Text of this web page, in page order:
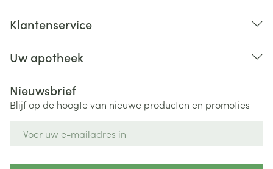
Klantenservice
Uw apotheek
Nieuwsbrief
Blijf op de hoogte van nieuwe producten en promoties